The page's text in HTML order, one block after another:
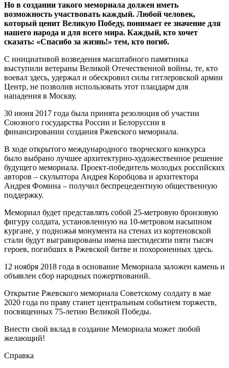
Но в создании такого мемориала должен иметь
возможность участвовать каждый. Любой человек,
который ценит Великую Победу, понимает ее значение для
нашего народа и для всего мира. Каждый, кто хочет
сказать: «Спасибо за жизнь!» тем, кто погиб.
С инициативой возведения масштабного памятника
выступили ветераны Великой Отечественной войны, те, кто
воевал здесь, удержал и обескровил силы гитлеровской армии
Центр, не позволив использовать этот плацдарм для
нападения в Москву.
30 июня 2017 года была принята резолюция об участии
Союзного государства России и Белоруссии в
финансировании создания Ржевского мемориала.
В ходе открытого международного творческого конкурса
было выбрано лучшее архитектурно-художественное решение
будущего мемориала. Проект-победитель молодых российских
авторов – скульптора Андрея Коробцова и архитектора
Андрея Фомина – получил беспрецедентную общественную
поддержку.
Мемориал будет представлять собой 25-метровую бронзовую
фигуру солдата, установленную на 10-метровом насыпном
кургане, у подножья монумента на стенах из кортеновской
стали будут выгравированы имена шестидесяти пяти тысяч
героев, погибших в Ржевской битве и похороненных здесь.
12 ноября 2018 года в основание Мемориала заложен камень и
объявлен сбор народных пожертвований.
Открытие Ржевского мемориала Советскому солдату в мае
2020 года по праву станет центральным событием торжеств,
посвященных 75-летию Великой Победы.
Внести свой вклад в создание Мемориала может любой
желающий!
Справка